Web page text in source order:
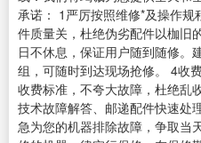
承诺： 1严厉按照维修*及操作
件质量关，杜绝伪劣配件以枷旧
日不休息，保证用户随到随修。
组，可随时到达现场抢修。 4收
收费标准，不夸大故障，杜绝乱
技术故障解答、邮递配件快速处
急为您的机器排除故障，争取当